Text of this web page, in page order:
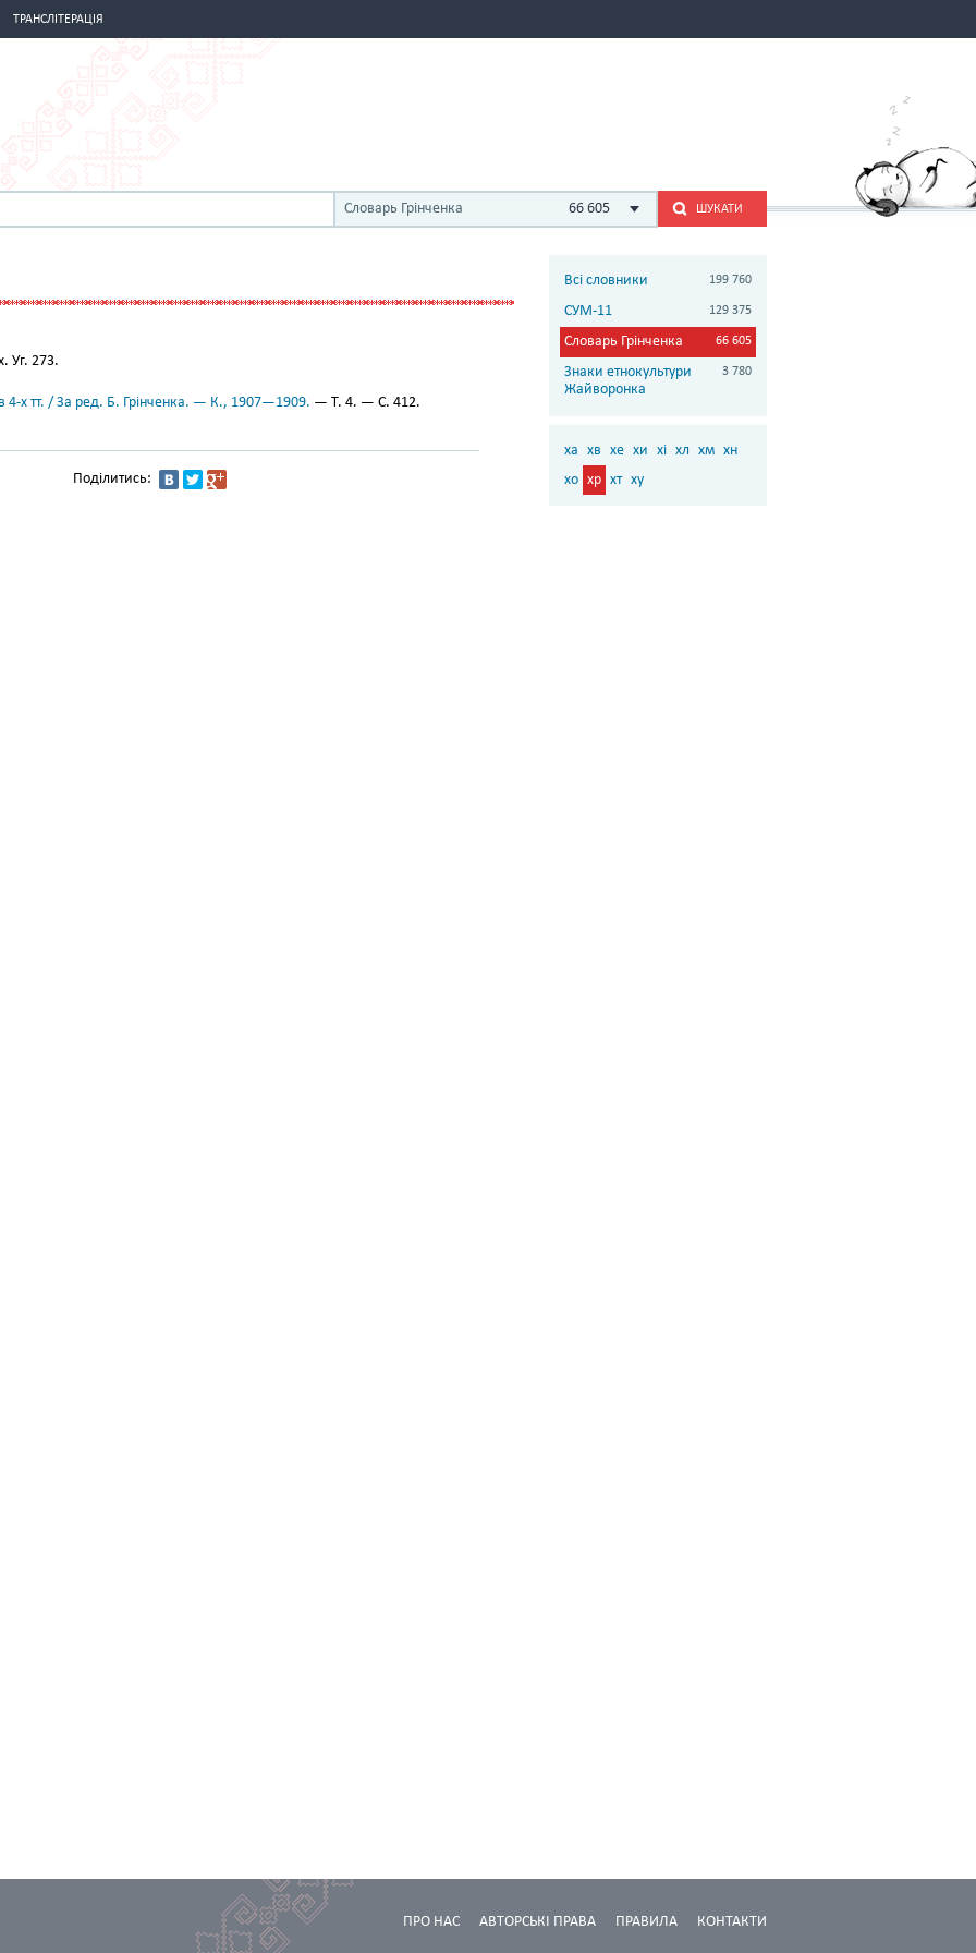
ТРАНСЛІТЕРАЦІЯ
Словарь Грінченка 66 605 ШУКАТИ
Уг. 273.
4-х тт. / За ред. Б. Грінченка. — К., 1907—1909. — Т. 4. — С. 412.
Поділитись:
Всі словники 199 760
СУМ-11 129 375
Словарь Грінченка 66 605
Знаки етнокультури
Жайворонка
3 780
ха хв хе хи хі хл хм хн
хо хр хт ху
КОНТАКТИ
ПРАВИЛА
АВТОРСЬКІ ПРАВА
ПРО НАС